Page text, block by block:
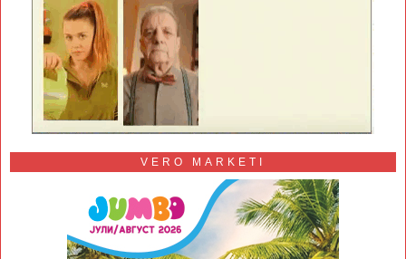
VERO MARKETI